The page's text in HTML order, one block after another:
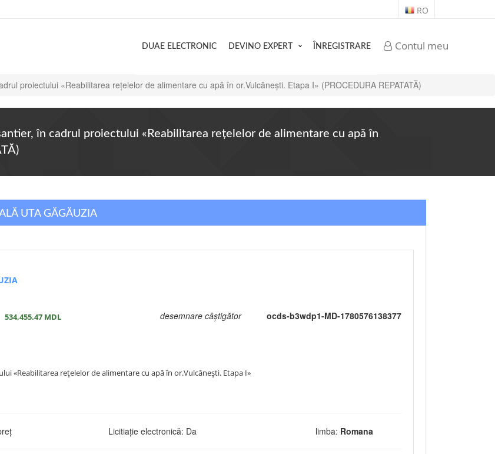
RO
Contul meu
DUAE ELECTRONIC DEVINO EXPERT ÎNREGISTRARE
proiectului «Reabilitarea rețelelor de alimentare cu apă în or.Vulcănești. Etapa I» (PROCEDURA REPATATĂ)
în cadrul proiectului «Reabilitarea rețelelor de alimentare cu apă în
UTA GĂGĂUZIA
534,455.47 MDL desemnare câștigător ocds-b3wdp1-MD-1780576138377
«Reabilitarea rețelelor de alimentare cu apă în or.Vulcănești. Etapa I»
Licitiație electronică: Da limba: Romana